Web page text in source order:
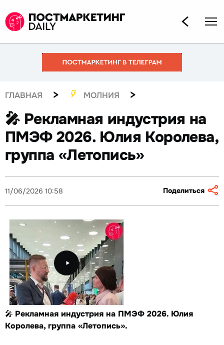
ГЛАВНАЯ > МОЛНИЯ >
🎤 Рекламная индустрия на
ПМЭФ 2026. Юлия Королева,
группа «Летопись»
11/06/2026 10:58 Поделиться
🎤 Рекламная индустрия на ПМЭФ 2026. Юлия
Королева, группа «Летопись».